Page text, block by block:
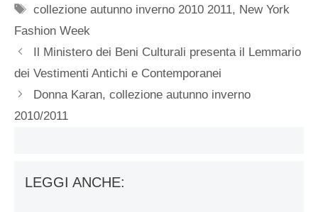
Tag
collezione autunno inverno 2010 2011, New York
Fashion Week
Il Ministero dei Beni Culturali presenta il Lemmario
dei Vestimenti Antichi e Contemporanei
Donna Karan, collezione autunno inverno
2010/2011
LEGGI ANCHE: